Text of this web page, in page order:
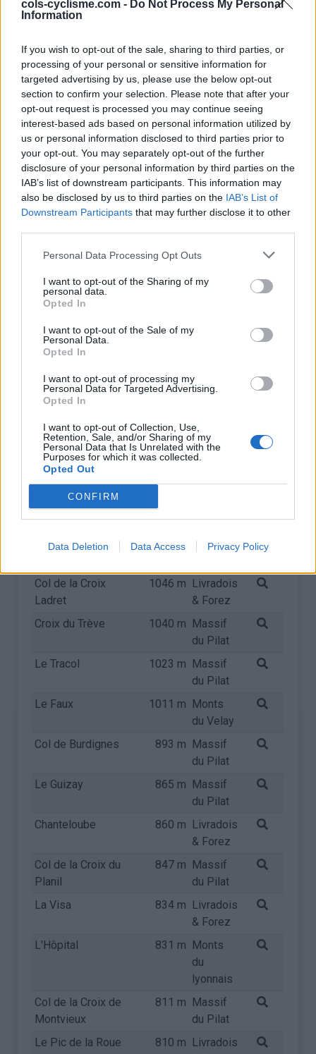
cols-cyclisme.com - Do Not Process My Personal
Information
If you wish to opt-out of the sale, sharing to third parties, or
processing of your personal or sensitive information for
targeted advertising by us, please use the below opt-out
section to confirm your selection. Please note that after your
opt-out request is processed you may continue seeing
interest-based ads based on personal information utilized by
us or personal information disclosed to third parties prior to
your opt-out. You may separately opt-out of the further
disclosure of your personal information by third parties on the
IAB’s list of downstream participants. This information may
also be disclosed by us to third parties on the IAB’s List of
Downstream Participants that may further disclose it to other
Personal Data Processing Opt Outs
I want to opt-out of the Sharing of my
personal data.
Opted In
I want to opt-out of the Sale of my
Personal Data.
Opted In
I want to opt-out of processing my
Personal Data for Targeted Advertising.
Opted In
I want to opt-out of Collection, Use,
Retention, Sale, and/or Sharing of my
Personal Data that Is Unrelated with the
Purposes for which it was collected.
Opted Out
CONFIRM
Data Deletion Data Access Privacy Policy
Col du Béal 1390 m Livradois
Col des Supeyres
1365 m Livradois
& Forez
Col de Baracuchet
1256 m Livradois
& Forez
Col du Rouvey
1244 m Monts
du
Vivarais
Col de la Charousse
1241 m
Monts
du
du Pilat
Col de la Croix de
Chaubouret
1201 m Massif
Croix de Caille
1182 m Massif
l'Homme Mort
& Forez
Col de la République
/ Col de Grand Bois
du Pilat
Col des Limites
1157 m Livradois
& Forez
Col des Baraques
1072 m Monts
Vivarais
Col de la Traverse
1058 m
Livradois
Col de la Croix
Ladret
1046 m Livradois
& Forez
Croix du Trève
1040 m Massif
du Pilat
Le Tracol
1023 m Massif
du Pilat
Le Faux
1011 m Monts
du Velay
Col de Burdignes
893 m Massif
du Pilat
Le Guizay
865 m Massif
du Pilat
Chanteloube
860 m Livradois
& Forez
Col de la Croix du
Planil
847 m Massif
du Pilat
La Visa
834 m Livradois
& Forez
L'Hôpital
831 m Monts
du
lyonnais
Col de la Croix de
Montvieux
811 m Massif
du Pilat
Le Pic de la Roue
810 m Livradois